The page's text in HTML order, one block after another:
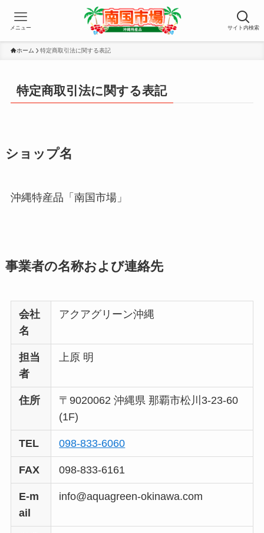
サイト内検索
メニュー
ホーム 特定商取引法に関する表記
特定商取引法に関する表記
ショップ名
沖縄特産品「南国市場」
事業者の名称および連絡先
会社
名
アクアグリーン沖縄
担当
者
上原 明
住所
〒9020062 沖縄県 那覇市松川3-23-60
(1F)
TEL 098-833-6060
FAX 098-833-6161
E-m
ail
info@aquagreen-okinawa.com